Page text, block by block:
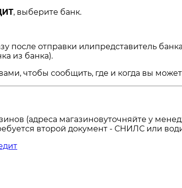
, выберите банк.
после отправки илипредставитель
из банка).
чтобы сообщить, где и когда вы
(адреса магазиновуточняйте у
второй документ - СНИЛС или